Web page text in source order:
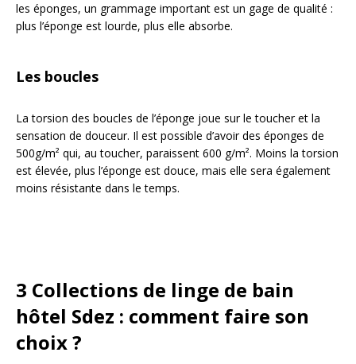
les éponges, un grammage important est un gage de qualité :
plus l’éponge est lourde, plus elle absorbe.
Les boucles
La torsion des boucles de l’éponge joue sur le toucher et la
sensation de douceur. Il est possible d’avoir des éponges de
500g/m² qui, au toucher, paraissent 600 g/m². Moins la torsion
est élevée, plus l’éponge est douce, mais elle sera également
moins résistante dans le temps.
3 Collections de linge de bain
hôtel Sdez : comment faire son
choix ?